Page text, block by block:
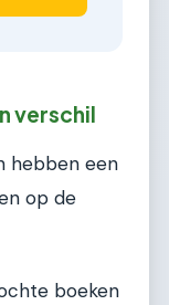
verschil
hebben een
op de
boeken